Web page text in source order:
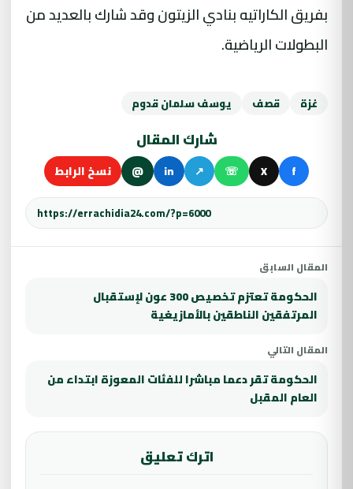
بفريق الكاراتيه بنادي الزيتون وقد شارك بالعديد من
البطولات الرياضية.
غزة قصف يوسف سلمان قدوم
شارك المقال
f
X
☏
↗
in
@ نسخ الرابط
المقال السابق
الحكومة تعتزم تخصيص 300 عون لإستقبال
المرتفقين الناطقين بالأمازيغية
المقال التالي
الحكومة تقر دعما مباشرا للفئات المعوزة ابتداء من
العام المقبل
اترك تعليق